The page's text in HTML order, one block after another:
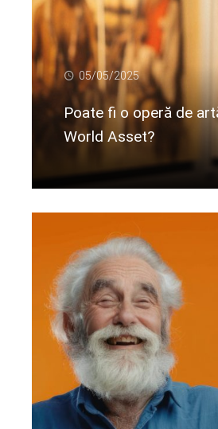
05/05/2025
Poate fi o operă de
World Asset?
Citeste mai departe...